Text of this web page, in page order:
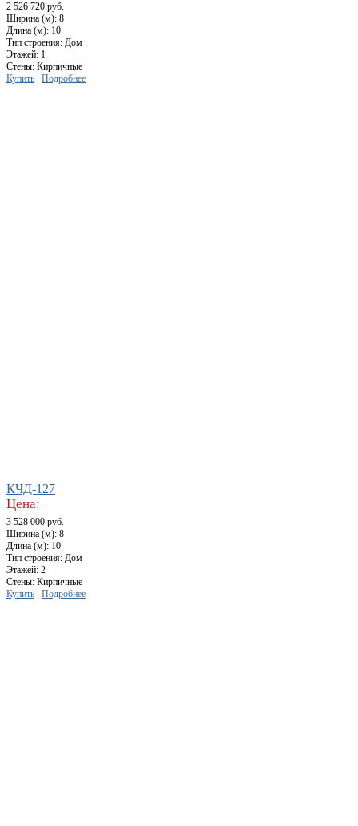
2 526 720 руб.
Ширина (м): 8
Длина (м): 10
Тип строения: Дом
Этажей: 1
Стены: Кирпичные
Купить
Подробнее
КЧД-127
Цена:
3 528 000 руб.
Ширина (м): 8
Длина (м): 10
Тип строения: Дом
Этажей: 2
Стены: Кирпичные
Купить
Подробнее